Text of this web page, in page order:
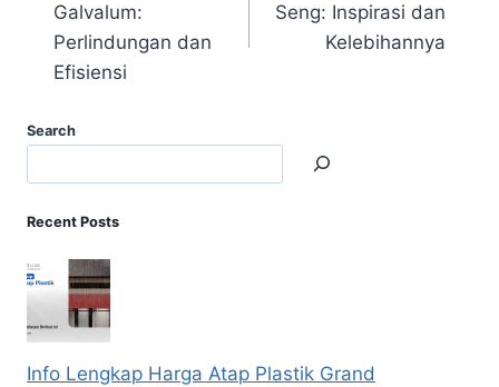
Galvalum:
Perlindungan dan
Efisiensi
Seng: Inspirasi dan
Kelebihannya
Search
Recent Posts
Info Lengkap Harga Atap Plastik Grand